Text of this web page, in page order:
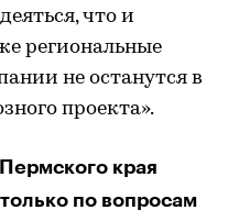
что и
региональные
не останутся в
проекта».
края
по вопросам